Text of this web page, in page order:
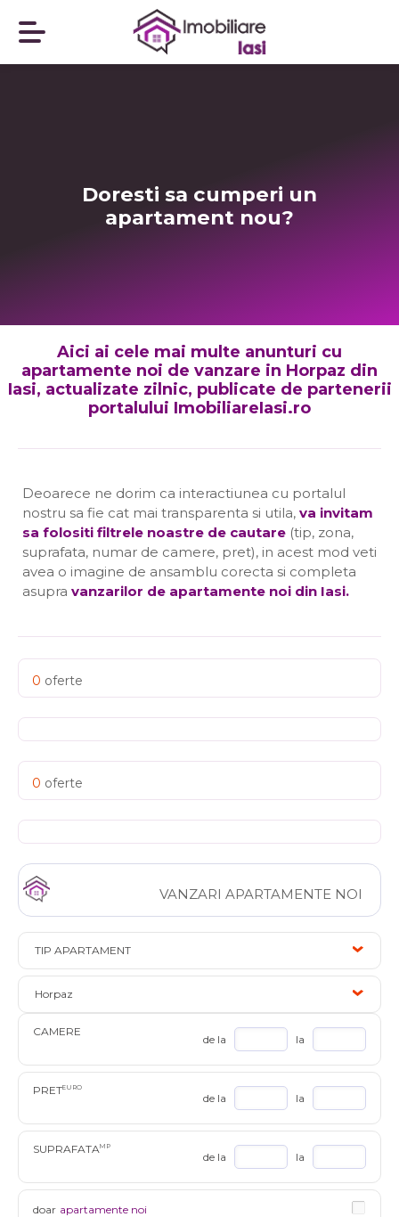
Doresti sa cumperi un
apartament nou?
Aici ai cele mai multe anunturi cu
apartamente noi de vanzare in Horpaz din
Iasi, actualizate zilnic, publicate de partenerii
portalului ImobiliareIasi.ro
Deoarece ne dorim ca interactiunea cu portalul
nostru sa fie cat mai transparenta si utila, va invitam
sa folositi filtrele noastre de cautare (tip, zona,
suprafata, numar de camere, pret), in acest mod veti
avea o imagine de ansamblu corecta si completa
asupra vanzarilor de apartamente noi din Iasi.
VANZARI APARTAMENTE NOI
TIP APARTAMENT
Horpaz
CAMERE
de la la
PRETEURO
de la la
SUPRAFATAMP
de la la
doar apartamente noi
0 oferte
0 oferte